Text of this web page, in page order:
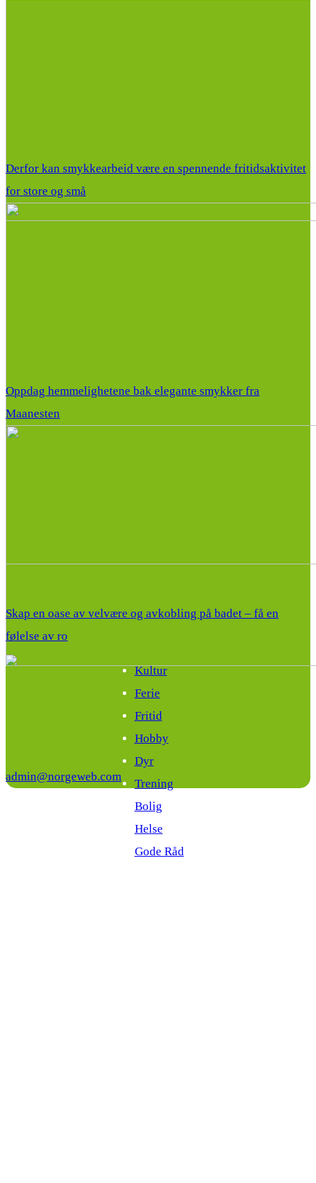
Derfor kan smykkearbeid være en spennende fritidsaktivitet
for store og små
Oppdag hemmelighetene bak elegante smykker fra
Maanesten
Skap en oase av velvære og avkobling på badet – få en
følelse av ro
Kultur
Ferie
Fritid
Hobby
Dyr
Trening
Bolig
Helse
Gode Råd
admin@norgeweb.com